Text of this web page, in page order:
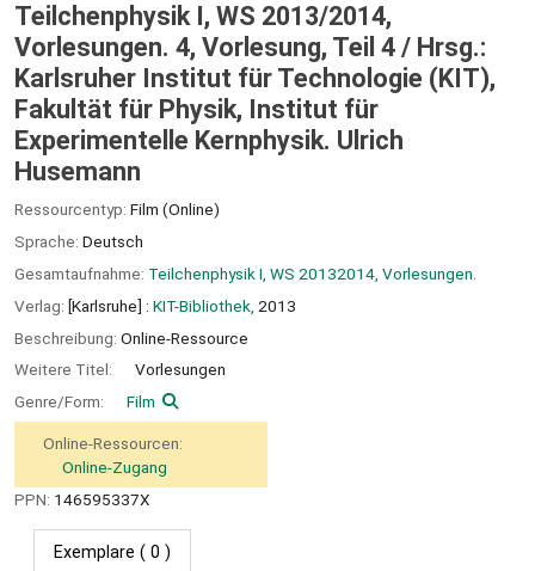
Teilchenphysik I, WS 2013/2014,
Vorlesungen. 4, Vorlesung, Teil 4 / Hrsg.:
Karlsruher Institut für Technologie (KIT),
Fakultät für Physik, Institut für
Experimentelle Kernphysik. Ulrich
Husemann
Ressourcentyp: Film (Online)
Sprache: Deutsch
Gesamtaufnahme: Teilchenphysik I, WS 20132014, Vorlesungen.
Verlag: [Karlsruhe] : KIT-Bibliothek, 2013
Beschreibung: Online-Ressource
Weitere Titel:
Vorlesungen
Genre/Form:
Film
Online-Ressourcen:
Online-Zugang
PPN: 146595337X
Exemplare ( 0 )